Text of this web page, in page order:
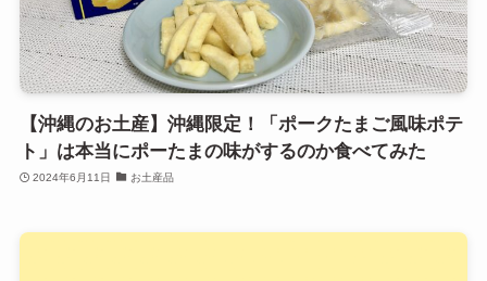
【沖縄のお土産】沖縄限定！「ポークたまご風味ポテ
ト」は本当にポーたまの味がするのか食べてみた
2024年6月11日 お土産品